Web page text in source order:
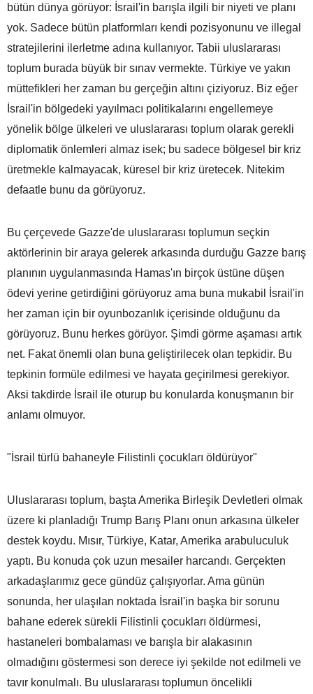
bütün dünya görüyor: İsrail'in barışla ilgili bir niyeti ve planı
yok. Sadece bütün platformları kendi pozisyonunu ve illegal
stratejilerini ilerletme adına kullanıyor. Tabii uluslararası
toplum burada büyük bir sınav vermekte. Türkiye ve yakın
müttefikleri her zaman bu gerçeğin altını çiziyoruz. Biz eğer
İsrail'in bölgedeki yayılmacı politikalarını engellemeye
yönelik bölge ülkeleri ve uluslararası toplum olarak gerekli
diplomatik önlemleri almaz isek; bu sadece bölgesel bir kriz
üretmekle kalmayacak, küresel bir kriz üretecek. Nitekim
defaatle bunu da görüyoruz.
Bu çerçevede Gazze'de uluslararası toplumun seçkin
aktörlerinin bir araya gelerek arkasında durduğu Gazze barış
planının uygulanmasında Hamas'ın birçok üstüne düşen
ödevi yerine getirdiğini görüyoruz ama buna mukabil İsrail'in
her zaman için bir oyunbozanlık içerisinde olduğunu da
görüyoruz. Bunu herkes görüyor. Şimdi görme aşaması artık
net. Fakat önemli olan buna geliştirilecek olan tepkidir. Bu
tepkinin formüle edilmesi ve hayata geçirilmesi gerekiyor.
Aksi takdirde İsrail ile oturup bu konularda konuşmanın bir
anlamı olmuyor.
"İsrail türlü bahaneyle Filistinli çocukları öldürüyor"
Uluslararası toplum, başta Amerika Birleşik Devletleri olmak
üzere ki planladığı Trump Barış Planı onun arkasına ülkeler
destek koydu. Mısır, Türkiye, Katar, Amerika arabuluculuk
yaptı. Bu konuda çok uzun mesailer harcandı. Gerçekten
arkadaşlarımız gece gündüz çalışıyorlar. Ama günün
sonunda, her ulaşılan noktada İsrail'in başka bir sorunu
bahane ederek sürekli Filistinli çocukları öldürmesi,
hastaneleri bombalaması ve barışla bir alakasının
olmadığını göstermesi son derece iyi şekilde not edilmeli ve
tavır konulmalı. Bu uluslararası toplumun öncelikli